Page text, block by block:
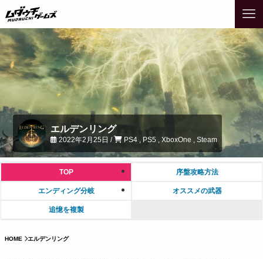
エルデンリング
2022年2月25日 / PS4 , PS5 , XboxOne , Steam
TOP 序盤攻略方法
エンディング分岐 オススメの武器
追憶を複製
HOME エルデンリング